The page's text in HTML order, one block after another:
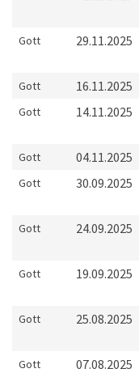
Gott 29.11.2025
Gott 16.11.2025
Gott 14.11.2025
Gott 04.11.2025
Gott 30.09.2025
Gott 24.09.2025
Gott 19.09.2025
Gott 25.08.2025
Gott 07.08.2025